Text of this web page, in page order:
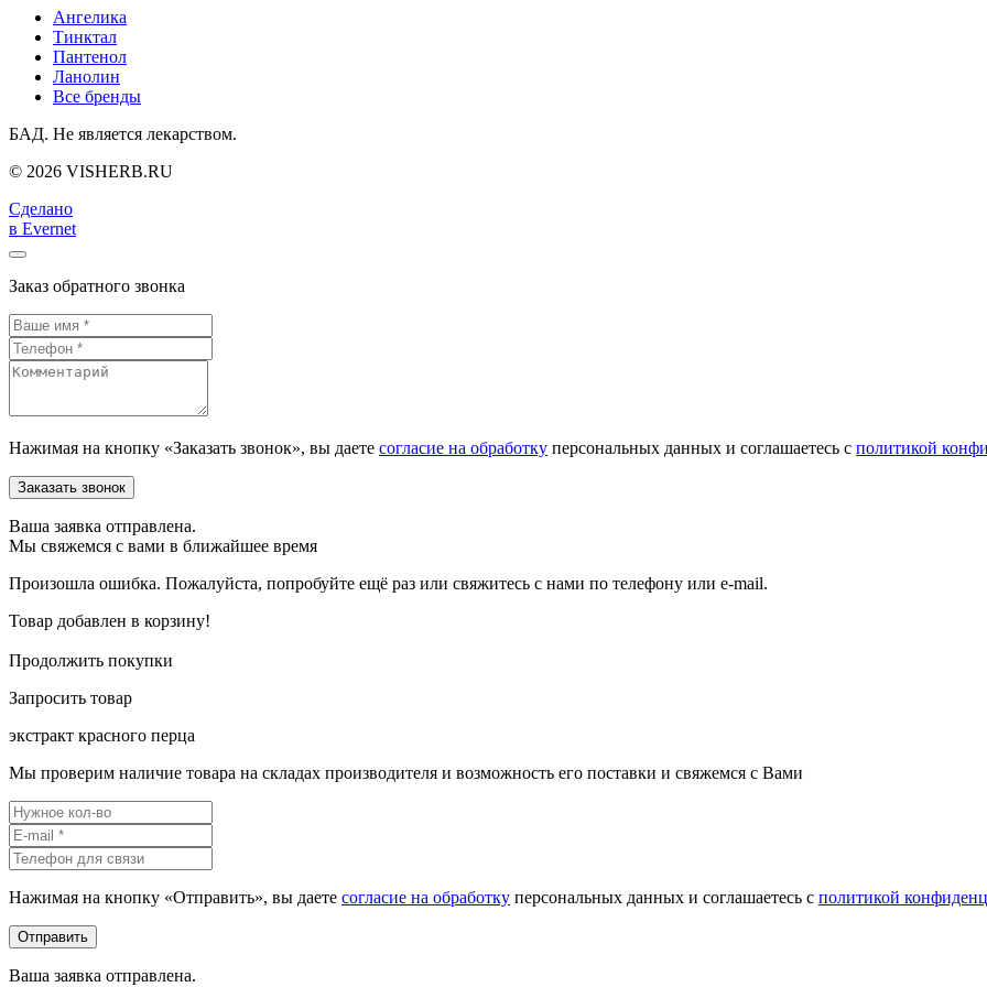
Ангелика
Тинктал
Пантенол
Ланолин
Все бренды
БАД. Не является лекарством.
© 2026 VISHERB.RU
Сделано
в Evernet
Заказ обратного звонка
Нажимая на кнопку «Заказать звонок», вы даете согласие на обработку персональных данных и соглашаетесь c политикой
Ваша заявка отправлена.
Мы свяжемся с вами в ближайшее время
Произошла ошибка. Пожалуйста, попробуйте ещё раз или свяжитесь с нами по телефону или e-mail.
Товар добавлен в корзину!
Продолжить покупки
Запросить товар
экстракт красного перца
Мы проверим наличие товара на складах производителя и возможность его поставки и свяжемся с Вами
Нажимая на кнопку «Отправить», вы даете согласие на обработку персональных данных и соглашаетесь c политикой
Ваша заявка отправлена.